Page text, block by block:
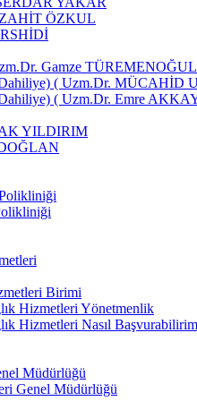
ÖZKUL
Gamze
( Uzm.Dr. MÜCAHİD
( Uzm.Dr. Emre
YILDIRIM
Birimi
Hizmetleri Yönetmenlik
Hizmetleri Nasıl Başvurabilirim
Müdürlüğü
Genel Müdürlüğü